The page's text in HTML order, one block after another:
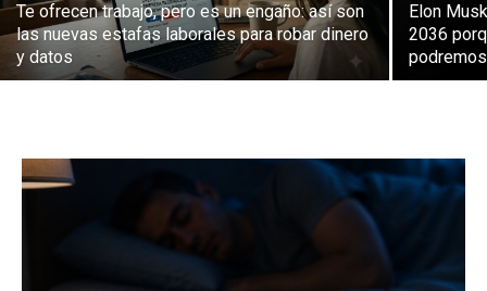
Te ofrecen trabajo, pero es un engaño: así son
las nuevas estafas laborales para robar dinero
y datos
Elon
2036